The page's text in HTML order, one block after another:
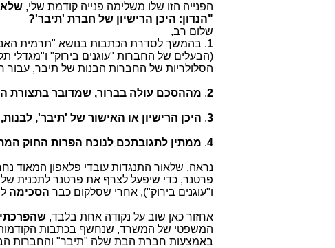
הפנייה הזו שלו משלימה פנייה קודמת שלי,שלא
"הנדון: היכן הרישיון של חברת 'תיבר'?
שלום רב,
1. בהמשך לסדרת הכתבות בנושא "תרמית
(הבעלים של החברות "עוגנים בירוק"
הסלולריות של החברות הבנות של תיבר,
2
. מההסכם עולה בברור, שמדובר בתצורת
3
. היכן הרישיון או האישור של 'תיבר',
4
. ממתין לתגובתכם לנוכח הפרות החוק
נראה, שלאור התנגדות עובדי פלאפון המאוד
פרטנר, כדי שיפעל לצרף את פרטנר לתכנית
ו"עוגנים בירוק"), אחרי שסלקום כבר הסכימה
אחזור כאן שוב על נקודה אחת בלבד,שהפרכתי
המשפטי של המשרד, שנחשף בכתבות
באמצעות חברת הבת שלה "תיבר" והחברות